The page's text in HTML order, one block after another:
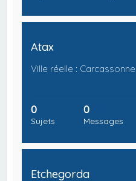
Atax
Ville réelle : Carcassonne
0
Sujets
0
Messages
Etchegorda